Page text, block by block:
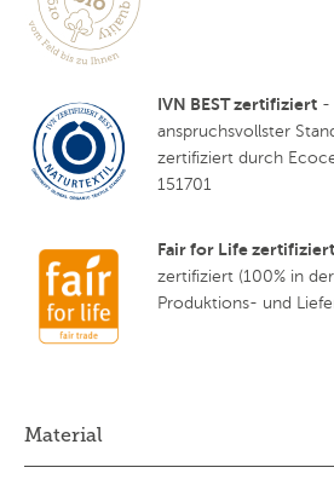
IVN BEST zertifiziert -
anspruchsvollster
zertifiziert durch
151701
Fair for Life zertifiziert
zertifiziert (100% in
Produktions- und
Material